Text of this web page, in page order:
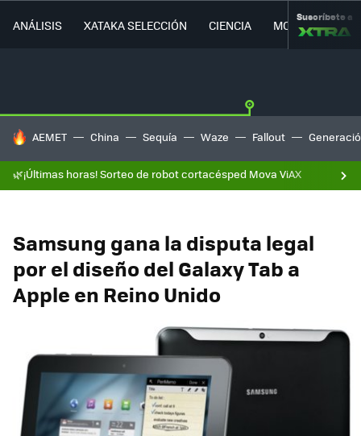
ANÁLISIS XATAKA SELECCIÓN CIENCIA MOVILIDAD
Suscríbete a
HOY SE HABLA DE
AEMET China Sequía Waze Fallout
🌿¡Últimas horas! Sorteo de robot cortacésped Mova ViAX
Samsung gana la disputa legal
por el diseño del Galaxy Tab a
Apple en Reino Unido